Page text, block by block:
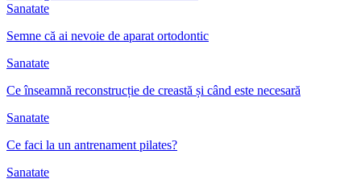
Sanatate
Semne că ai nevoie de aparat ortodontic
Sanatate
Ce înseamnă reconstrucție de creastă și când este necesară
Sanatate
Ce faci la un antrenament pilates?
Sanatate